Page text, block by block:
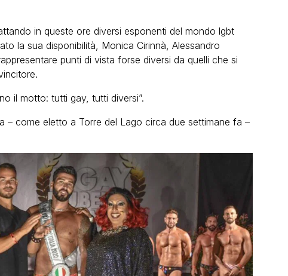
in queste ore diversi esponenti del mondo lgbt
la sua disponibilità, Monica Cirinnà, Alessandro
punti di vista forse diversi da quelli che si
il motto: tutti gay, tutti diversi”.
– come eletto a Torre del Lago circa due settimane fa –